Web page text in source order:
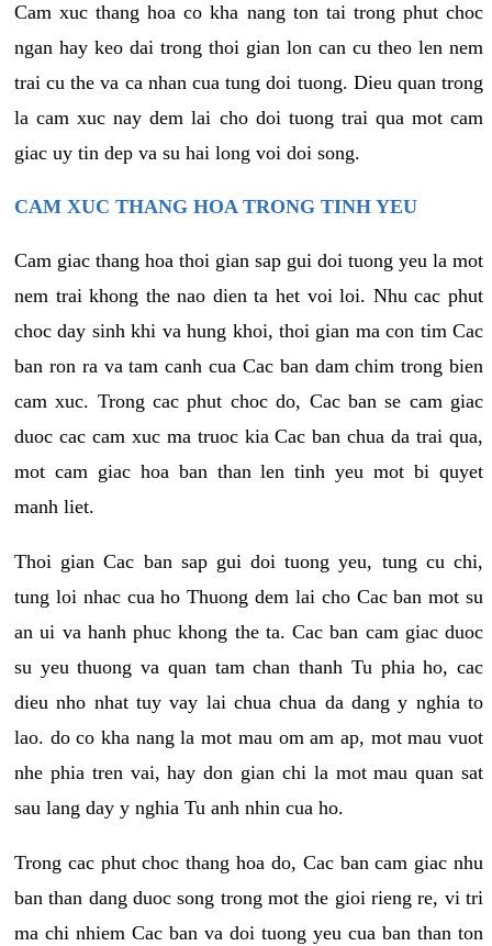
Cam xuc thang hoa co kha nang ton tai trong phut choc
ngan hay keo dai trong thoi gian lon can cu theo len nem
trai cu the va ca nhan cua tung doi tuong. Dieu quan trong
la cam xuc nay dem lai cho doi tuong trai qua mot cam
giac uy tin dep va su hai long voi doi song.
CAM XUC THANG HOA TRONG TINH YEU
Cam giac thang hoa thoi gian sap gui doi tuong yeu la mot
nem trai khong the nao dien ta het voi loi. Nhu cac phut
choc day sinh khi va hung khoi, thoi gian ma con tim Cac
ban ron ra va tam canh cua Cac ban dam chim trong bien
cam xuc. Trong cac phut choc do, Cac ban se cam giac
duoc cac cam xuc ma truoc kia Cac ban chua da trai qua,
mot cam giac hoa ban than len tinh yeu mot bi quyet
manh liet.
Thoi gian Cac ban sap gui doi tuong yeu, tung cu chi,
tung loi nhac cua ho Thuong dem lai cho Cac ban mot su
an ui va hanh phuc khong the ta. Cac ban cam giac duoc
su yeu thuong va quan tam chan thanh Tu phia ho, cac
dieu nho nhat tuy vay lai chua chua da dang y nghia to
lao. do co kha nang la mot mau om am ap, mot mau vuot
nhe phia tren vai, hay don gian chi la mot mau quan sat
sau lang day y nghia Tu anh nhin cua ho.
Trong cac phut choc thang hoa do, Cac ban cam giac nhu
ban than dang duoc song trong mot the gioi rieng re, vi tri
ma chi nhiem Cac ban va doi tuong yeu cua ban than ton